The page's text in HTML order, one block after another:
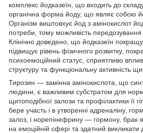
комплекс йодказеїн, що входить до
органічна форма йоду, що являє собою
Організм виштовхує йод з амінокислот
потреби, тому можливість
Клінічно доведено, що йодказеїн
підвищує рівень фізичного розвитку,
психоемоційний статус, сприятливо
структуру та функціональну активність
Тирозин — замінна амінокислота, що
людини, є важливим субстратом для
щитоподібної залози та профілактики її
бере участь і в утворенні адреналіну,
залоз, і норепінефрину — гормону, брак
на емоційній сфері та здатний викликати